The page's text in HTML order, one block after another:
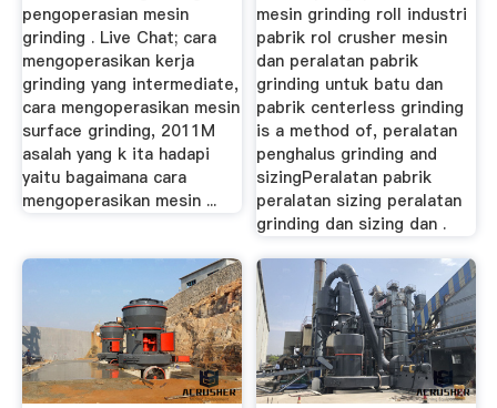
pengoperasian mesin
grinding . Live Chat; cara
mengoperasikan kerja
grinding yang intermediate,
cara mengoperasikan mesin
surface grinding, 2011M
asalah yang k ita hadapi
yaitu bagaimana cara
mengoperasikan mesin ...
mesin grinding roll industri
pabrik rol crusher mesin
dan peralatan pabrik
grinding untuk batu dan
pabrik centerless grinding
is a method of, peralatan
penghalus grinding and
sizingPeralatan pabrik
peralatan sizing peralatan
grinding dan sizing dan .